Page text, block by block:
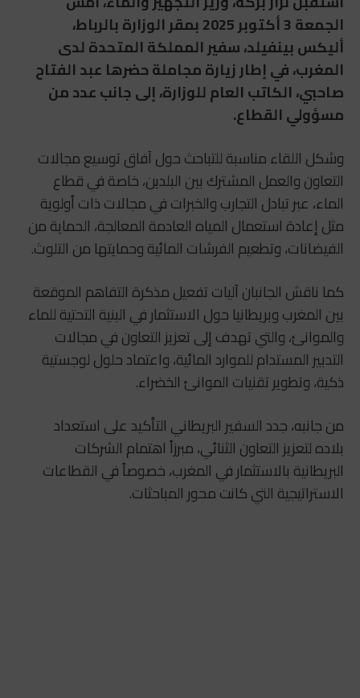
الجمعة 3 أكتوبر 2025 بمقر الوزارة بالرباط،
أليكس بينفيلد، سفير المملكة المتحدة لدى
المغرب، في إطار زيارة مجاملة حضرها عبد الفتاح
صاحبي، الكاتب العام للوزارة، إلى جانب عدد من
مسؤولي القطاع.
وشكل اللقاء مناسبة للتباحث حول آفاق توسيع مجالات
التعاون والعمل المشترك بين البلدين، خاصة في قطاع
الماء، عبر تبادل التجارب والخبرات في مجالات ذات أولوية
مثل إعادة استعمال المياه العادمة المعالجة، الحماية من
الفيضانات، وتطعيم الفرشات المائية وحمايتها من التلوث.
كما ناقش الجانبان آليات تفعيل مذكرة التفاهم الموقعة
بين المغرب وبريطانيا حول الاستثمار في البنية التحتية للماء
والموانئ، والتي تهدف إلى تعزيز التعاون في مجالات
التدبير المستدام للموارد المائية، واعتماد حلول لوجستية
ذكية، وتطوير تقنيات الموانئ الخضراء.
من جانبه، جدد السفير البريطاني التأكيد على استعداد
بلاده لتعزيز التعاون الثنائي، مبرزاً اهتمام الشركات
البريطانية بالاستثمار في المغرب، خصوصاً في القطاعات
الاستراتيجية التي كانت محور المباحثات.